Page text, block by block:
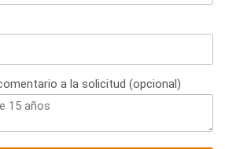
a la solicitud (opcional)